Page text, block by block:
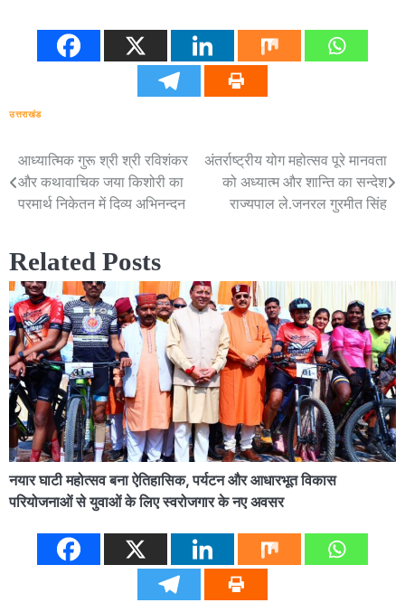
उत्तराखंड
Post
navigation
आध्यात्मिक गुरू श्री श्री रविशंकर
और कथावाचिक जया किशोरी का
परमार्थ निकेतन में दिव्य अभिनन्दन
अंतर्राष्ट्रीय योग महोत्सव पूरे मानवता
को अध्यात्म और शान्ति का सन्देश
राज्यपाल ले.जनरल गुरमीत सिंह
Related Posts
नयार घाटी महोत्सव बना ऐतिहासिक, पर्यटन और आधारभूत विकास
परियोजनाओं से युवाओं के लिए स्वरोजगार के नए अवसर